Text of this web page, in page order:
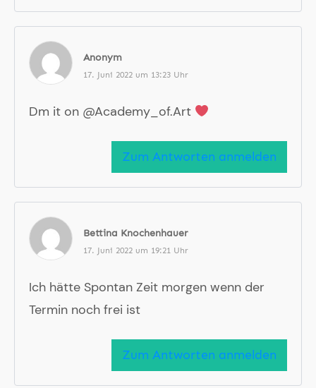
Anonym
17. Juni 2022 um 13:23 Uhr
Dm it on @Academy_of.Art
Zum Antworten anmelden
Bettina Knochenhauer
17. Juni 2022 um 19:21 Uhr
Ich hätte Spontan Zeit morgen wenn der
Termin noch frei ist
Zum Antworten anmelden